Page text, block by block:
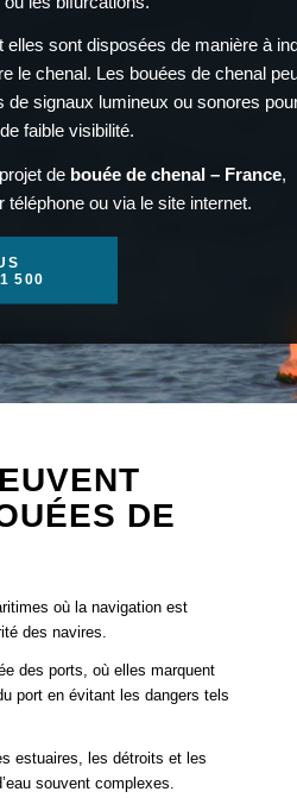
sont disposées de manière à
le chenal. Les bouées de chenal
signaux lumineux ou sonores
faible visibilité.
de bouée de chenal – France,
ou via le site internet.
500
DE
où la navigation est
des navires.
des ports, où elles marquent
port en évitant les dangers tels
estuaires, les détroits et les
souvent complexes.